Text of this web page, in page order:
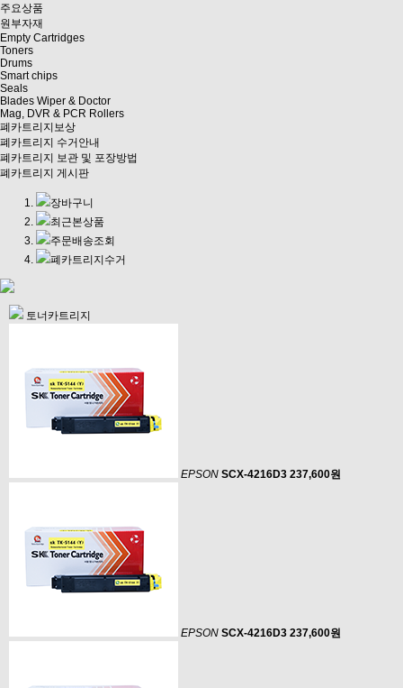
주요상품
원부자재
Empty Cartridges
Toners
Drums
Smart chips
Seals
Blades Wiper & Doctor
Mag, DVR & PCR Rollers
폐카트리지보상
폐카트리지 수거안내
폐카트리지 보관 및 포장방법
폐카트리지 게시판
장바구니
최근본상품
주문배송조회
폐카트리지수거
토너카트리지
EPSON SCX-4216D3 237,600원
EPSON SCX-4216D3 237,600원